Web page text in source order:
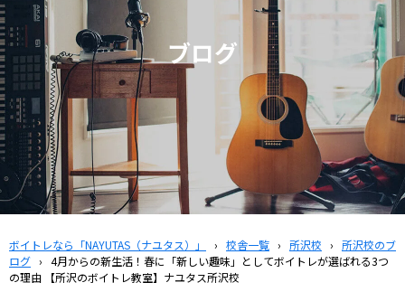
ブログ
ボイトレなら「NAYUTAS（ナユタス）」 › 校舎一覧 › 所沢校 › 所沢校のブ
ログ › 4月からの新生活！春に「新しい趣味」としてボイトレが選ばれる3つ
の理由 【所沢のボイトレ教室】ナユタス所沢校